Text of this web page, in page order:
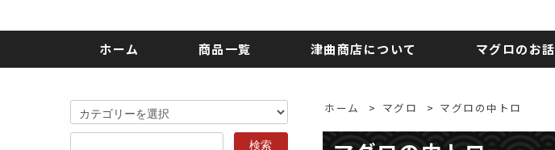
ホーム 商品一覧 津曲商店について マグロのお話
ホーム > マグロ > マグロの中トロ